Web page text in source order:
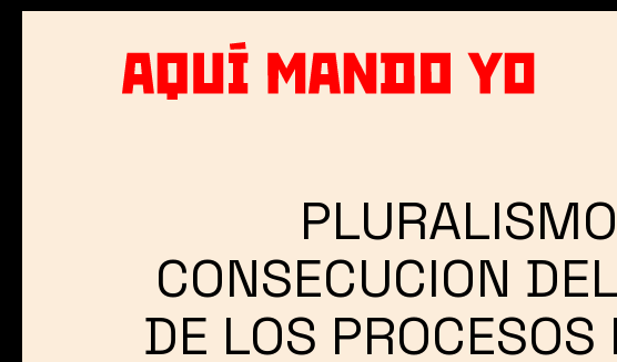
CONSECUCION
DE LOS